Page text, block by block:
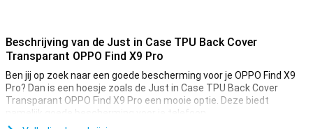
Beschrijving van de Just in Case TPU Back Cover
Transparant OPPO Find X9 Pro
Ben jij op zoek naar een goede bescherming voor je OPPO Find X9
Pro? Dan is een hoesje zoals de Just in Case TPU Back Cover
Transparant OPPO Find X9 Pro een mooie optie. Deze biedt
namelijk goede bescherming voor je telefoon.